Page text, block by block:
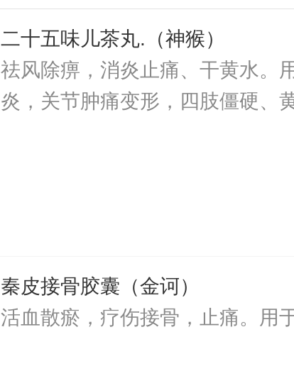
二十五味儿茶丸.（神猴）
祛风除痹，消炎止痛、干黄水。
炎，关节肿痛变形，四肢僵硬、
秦皮接骨胶囊（金诃）
活血散瘀，疗伤接骨，止痛。用